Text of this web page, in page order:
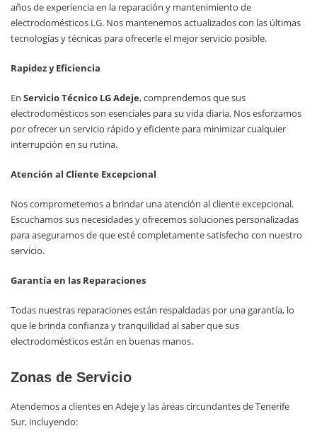
años de experiencia en la reparación y mantenimiento de
electrodomésticos LG. Nos mantenemos actualizados con las últimas
tecnologías y técnicas para ofrecerle el mejor servicio posible.
Rapidez y Eficiencia
En Servicio Técnico LG Adeje, comprendemos que sus
electrodomésticos son esenciales para su vida diaria. Nos esforzamos
por ofrecer un servicio rápido y eficiente para minimizar cualquier
interrupción en su rutina.
Atención al Cliente Excepcional
Nos comprometemos a brindar una atención al cliente excepcional.
Escuchamos sus necesidades y ofrecemos soluciones personalizadas
para asegurarnos de que esté completamente satisfecho con nuestro
servicio.
Garantía en las Reparaciones
Todas nuestras reparaciones están respaldadas por una garantía, lo
que le brinda confianza y tranquilidad al saber que sus
electrodomésticos están en buenas manos.
Zonas de Servicio
Atendemos a clientes en Adeje y las áreas circundantes de Tenerife
Sur, incluyendo: